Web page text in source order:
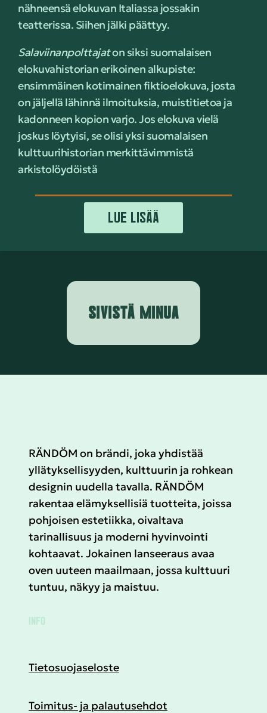
nähneensä elokuvan Italiassa jossakin
teatterissa. Siihen jälki päättyy.
Salaviinanpolttajaton siksi suomalaisen
elokuvahistorian erikoinen alkupiste:
ensimmäinen kotimainen fiktioelokuva, josta
on jäljellä lähinnä ilmoituksia, muistitietoa ja
kadonneen kopion varjo. Jos elokuva vielä
joskus löytyisi, se olisi yksi suomalaisen
kulttuurihistorian merkittävimmistä
arkistolöydöistä
LUE LISÄÄ
SIVISTÄ MINUA
RÄNDÖM on brändi, joka yhdistää
yllätyksellisyyden, kulttuurin ja rohkean
designin uudella tavalla. RÄNDÖM
rakentaa elämyksellisiä tuotteita, joissa
pohjoisen estetiikka, oivaltava
tarinallisuus ja moderni hyvinvointi
kohtaavat. Jokainen lanseeraus avaa
oven uuteen maailmaan, jossa kulttuuri
tuntuu, näkyy ja maistuu.
INFO
Tietosuojaseloste
Toimitus- ja palautusehdot